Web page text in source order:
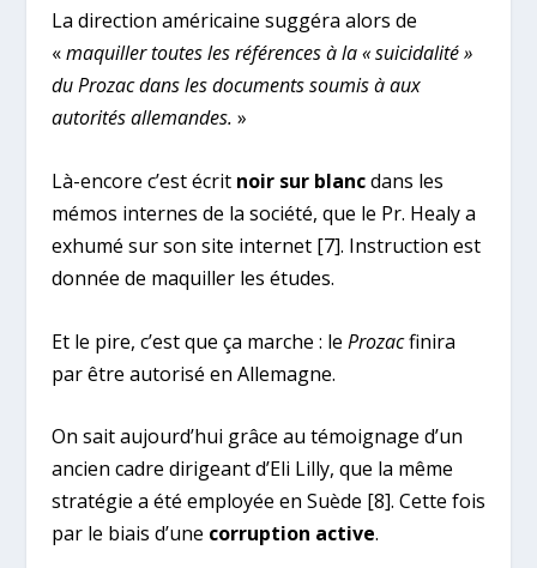
La direction américaine suggéra alors de
«maquiller toutes les références à la « suicidalité »
du Prozac dans les documents soumis à aux
autorités allemandes. »
Là-encore c’est écrit noir sur blancdans les
mémos internes de la société, que le Pr. Healy a
exhumé sur son site internet [7]. Instruction est
donnée de maquiller les études.
Et le pire, c’est que ça marche : le Prozacfinira
par être autorisé en Allemagne.
On sait aujourd’hui grâce au témoignage d’un
ancien cadre dirigeant d’Eli Lilly, que la même
stratégie a été employée en Suède [8]. Cette fois
par le biais d’une corruption active.